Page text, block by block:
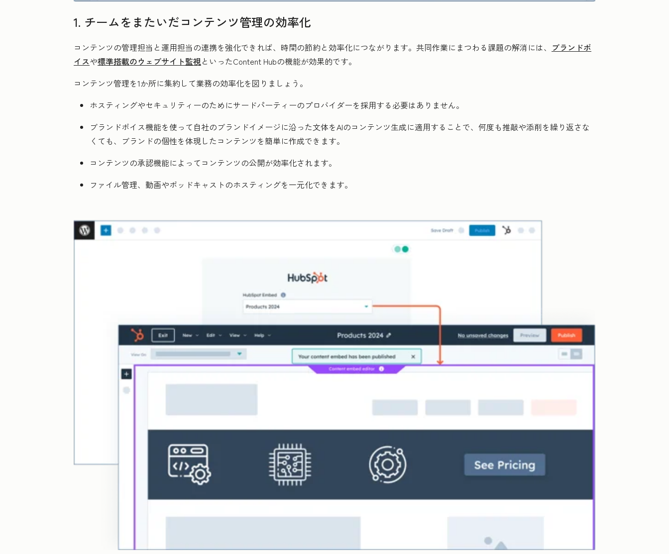
1. チームをまたいだコンテンツ管理の効率化
コンテンツの管理担当と運用担当の連携を強化できれば、時間の節約と効率化につながります。共同作業にまつわる課題の解消には、 ブランドボ
イスや標準搭載のウェブサイト監視といったContent Hubの機能が効果的です。
コンテンツ管理を1か所に集約して業務の効率化を図りましょう。
ホスティングやセキュリティーのためにサードパーティーのプロバイダーを採用する必要はありません。
ブランドボイス機能を使って自社のブランドイメージに沿った文体をAIのコンテンツ生成に適用することで、何度も推敲や添削を繰り返さな
くても、ブランドの個性を体現したコンテンツを簡単に作成できます。
コンテンツの承認機能によってコンテンツの公開が効率化されます。
ファイル管理、動画やポッドキャストのホスティングを一元化できます。